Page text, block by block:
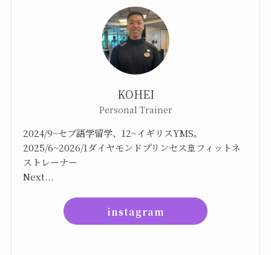
KOHEI
Personal Trainer
2024/9~セブ語学留学、12~イギリスYMS。
2025/6~2026/1ダイヤモンドプリンセス🚢フィットネ
ストレーナー
Next...
instagram